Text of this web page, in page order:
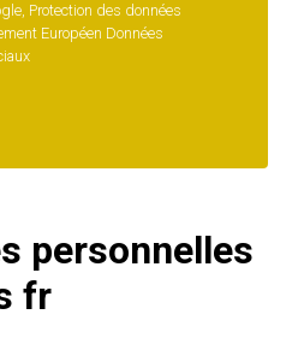
, Protection des données
Européen Données
personnelles
fr